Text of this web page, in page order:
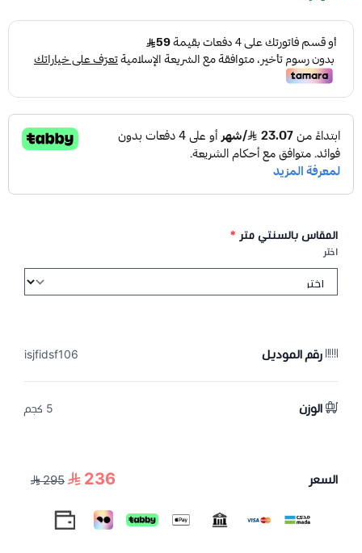
المقاس بالسنتي متر *
اختر
رقم الموديل isjfidsf106
الوزن 5 كجم
السعر 236
295